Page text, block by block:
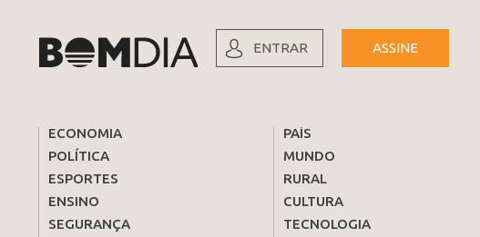
ENTRAR ASSINE
ECONOMIA
POLÍTICA
ESPORTES
ENSINO
SEGURANÇA
PAÍS
MUNDO
RURAL
CULTURA
TECNOLOGIA